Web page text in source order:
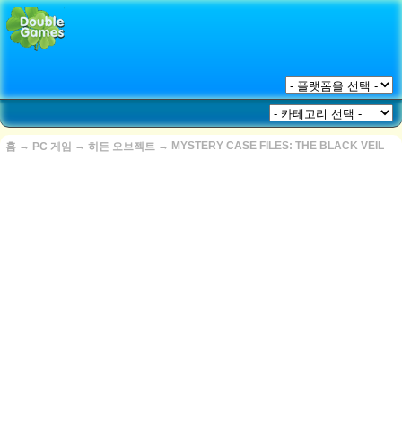
홈 → PC 게임 → 히든 오브젝트 → MYSTERY CASE FILES: THE BLACK VEIL